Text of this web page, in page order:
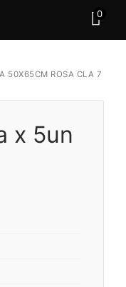
0
50X65CM ROSA CLA 7
x 5un